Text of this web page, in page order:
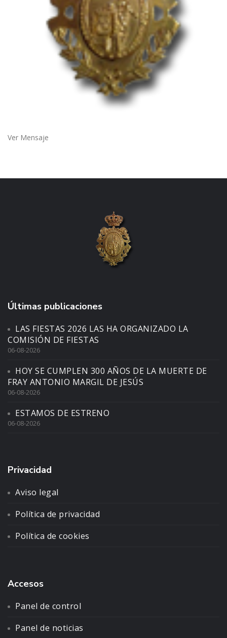
Ver Mensaje
Últimas publicaciones
LAS FIESTAS 2026 LAS HA ORGANIZADO LA
COMISIÓN DE FIESTAS
06-08-2026
HOY SE CUMPLEN 300 AÑOS DE LA MUERTE DE
FRAY ANTONIO MARGIL DE JESÚS
06-08-2026
ESTAMOS DE ESTRENO
06-08-2026
Privacidad
Aviso legal
Política de privacidad
Política de cookies
Accesos
Panel de control
Panel de noticias